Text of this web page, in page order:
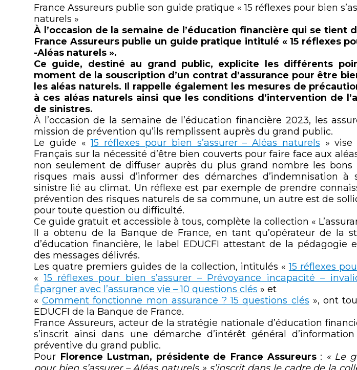
France Assureurs publie son guide pratique « 15 réflexes pour bien
naturels »
À l’occasion de la semaine de l’éducation financière qui se tient
France Assureurs publie un guide pratique intitulé « 15 réflexes
-Aléas naturels ».
Ce guide, destiné au grand public, explicite les différents
moment de la souscription d’un contrat d’assurance pour être
les aléas naturels. Il rappelle également les mesures de
à ces aléas naturels ainsi que les conditions d’intervention de
de sinistres.
À l’occasion de la semaine de l’éducation financière 2023, les
mission de prévention qu’ils remplissent auprès du grand public.
Le guide «15 réflexes pour bien s’assurer – Aléas naturels » vise
Français sur la nécessité d’être bien couverts pour faire face aux
non seulement de diffuser auprès du plus grand nombre les bons
risques mais aussi d’informer des démarches d’indemnisation
sinistre lié au climat. Un réflexe est par exemple de prendre
prévention des risques naturels de sa commune, un autre est de
pour toute question ou difficulté.
Ce guide gratuit et accessible à tous, complète la collection «
Il a obtenu de la Banque de France, en tant qu’opérateur de la
d’éducation financière, le label EDUCFI attestant de la pédagogie
des messages délivrés.
Les quatre premiers guides de la collection, intitulés «15 réflexes
«15 réflexes pour bien s’assurer – Prévoyance incapacité –
Épargner avec l’assurance vie – 10 questions clés » et
«Comment fonctionne mon assurance ? 15 questions clés », ont
EDUCFI de la Banque de France.
France Assureurs, acteur de la stratégie nationale d’éducation
s’inscrit ainsi dans une démarche d’intérêt général
préventive du grand public.
Pour Florence Lustman, présidente de France Assureurs: « Le